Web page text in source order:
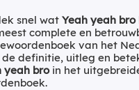
snel wat Yeah yeah bro
complete en
van het
definitie, uitleg en
yeah broin het